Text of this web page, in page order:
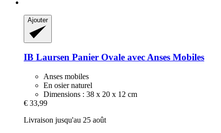
Ajouter
IB Laursen Panier Ovale avec Anses Mobiles
Anses mobiles
En osier naturel
Dimensions : 38 x 20 x 12 cm
€ 33,99
Livraison jusqu'au 25 août